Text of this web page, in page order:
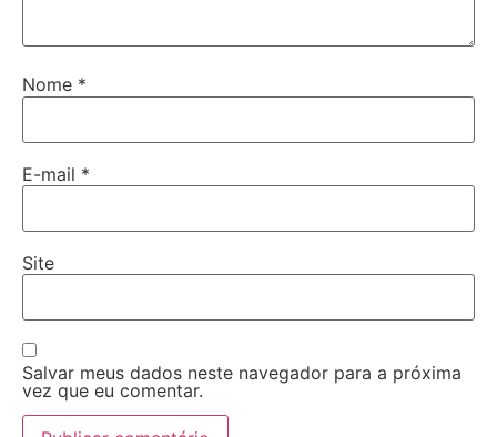
Nome *
E-mail *
Site
Salvar meus dados neste navegador para a próxima
vez que eu comentar.